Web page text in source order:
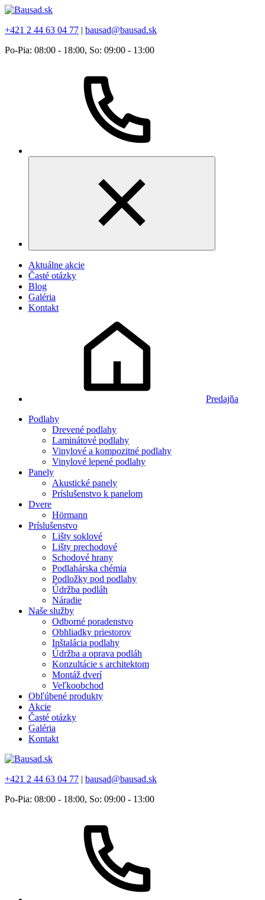
+421 2 44 63 04 77 | bausad@bausad.sk
Po-Pia: 08:00 - 18:00, So: 09:00 - 13:00
Aktuálne akcie
Časté otázky
Blog
Galéria
Kontakt
Predajňa
Podlahy
Drevené podlahy
Laminátové podlahy
Vinylové a kompozitné podlahy
Vinylové lepené podlahy
Panely
Akustické panely
Príslušenstvo k panelom
Dvere
Hörmann
Príslušenstvo
Lišty soklové
Lišty prechodové
Schodové hrany
Podlahárska chémia
Podložky pod podlahy
Údržba podláh
Náradie
Naše služby
Odborné poradenstvo
Obhliadky priestorov
Inštalácia podlahy
Údržba a oprava podláh
Konzultácie s architektom
Montáž dverí
Veľkoobchod
Obľúbené produkty
Akcie
Časté otázky
Galéria
Kontakt
+421 2 44 63 04 77 | bausad@bausad.sk
Po-Pia: 08:00 - 18:00, So: 09:00 - 13:00